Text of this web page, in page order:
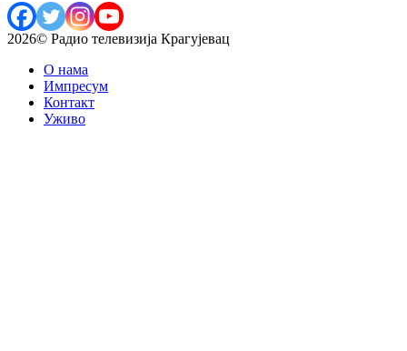
2026© Радио телевизија Крагујевац
О нама
Импресум
Контакт
Уживо